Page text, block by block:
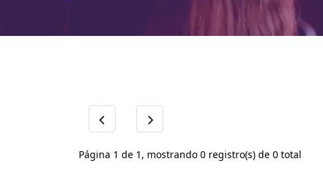
Página 1 de 1, mostrando 0 registro(s) de 0 total